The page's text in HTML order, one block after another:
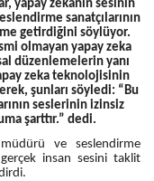
yapay zekanın sesinin
sanatçılarının
getirdiğini söylüyor.
olmayan yapay zeka
düzenlemelerin yanı
zeka teknolojisinin
şunları söyledi: “Bu
seslerinin izinsiz
şarttır.” dedi.
ve seslendirme
insan sesini taklit